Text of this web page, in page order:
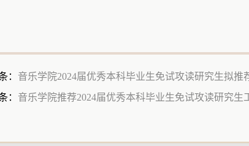
： 音乐学院2024届优秀本科毕业生免试攻读研究生拟推
： 音乐学院推荐2024届优秀本科毕业生免试攻读研究生